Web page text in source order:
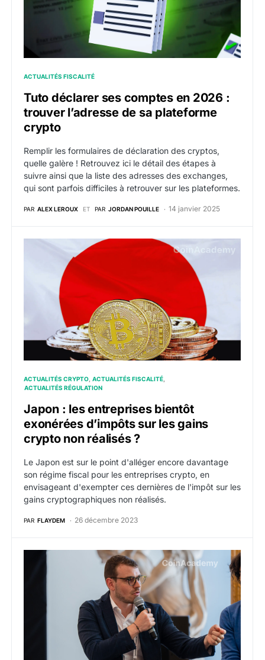
ACTUALITÉS FISCALITÉ
Tuto déclarer ses comptes en 2026 :
trouver l’adresse de sa plateforme
crypto
Remplir les formulaires de déclaration des cryptos,
quelle galère ! Retrouvez ici le détail des étapes à
suivre ainsi que la liste des adresses des exchanges,
qui sont parfois difficiles à retrouver sur les plateformes.
PAR ALEX LEROUX ET PAR JORDAN POUILLE 14 janvier 2025
Japon : les entreprises bientôt exonérées d’impôts
ACTUALITÉS CRYPTO ACTUALITÉS FISCALITÉ
ACTUALITÉS RÉGULATION
Japon : les entreprises bientôt
exonérées d’impôts sur les gains
crypto non réalisés ?
Le Japon est sur le point d'alléger encore davantage
son régime fiscal pour les entreprises crypto, en
envisageant d'exempter ces dernières de l'impôt sur les
gains cryptographiques non réalisés.
PAR FLAYDEM 26 décembre 2023
Fiscalité du Staking en France : Owen Simonin